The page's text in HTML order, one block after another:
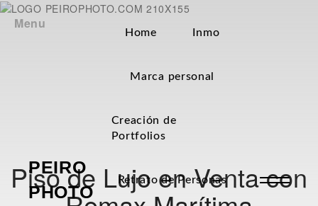
PEIRO
PHOTO
Menu
Home Inmo
Marca personal
Creación de
Portfolios
Retrato de Personas
Piso de Lujo en Venta con